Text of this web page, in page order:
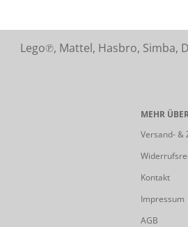
Lego℗, Mattel, Hasbro, Simba,
MEHR
Versand- &
Kontakt
Impressum
AGB